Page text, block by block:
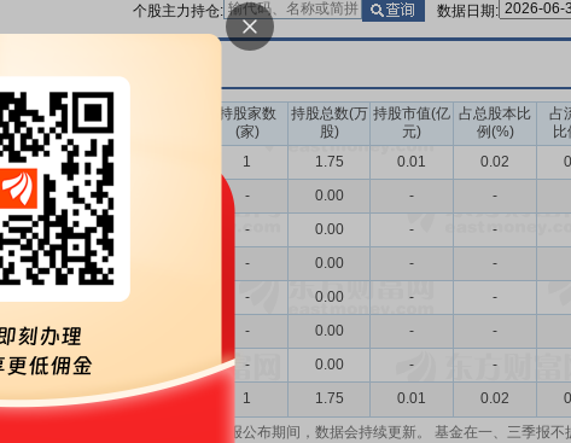
个股主力持仓: 数据日期:
持股家数
(家)
持股总数(万
股)
持股市值(亿
元)
占总股本比
例(%)
占
1 1.75 0.01 0.02
- 0.00 - -
- 0.00 - -
- 0.00 - -
- 0.00 - -
- 0.00 - -
- 0.00 - -
机构汇总
1 1.75 0.01 0.02
司报表、基金季报、半年报和年报公布期间，数据会持续更新。 基金在一、三季报不